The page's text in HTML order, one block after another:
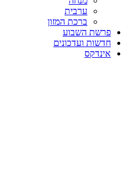
ערבית
ברכת המזון
פרשת השבוע
חדשות ועדכונים
אינדקס